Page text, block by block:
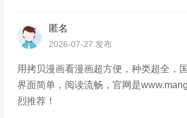
匿名
2026-07-27 发布
用拷贝漫画看漫画超方便，种类超全，
界面简单，阅读流畅，官网是
烈推荐！